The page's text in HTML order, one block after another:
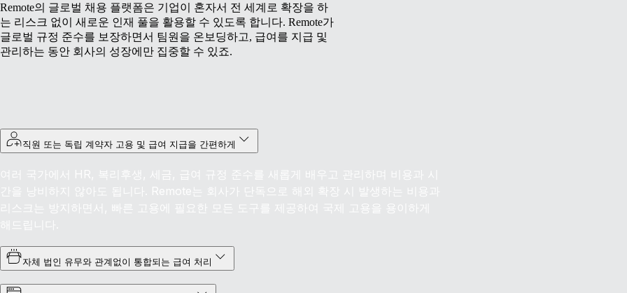
Remote의 글로벌 채용 플랫폼은 기업이 혼자서 전 세계로 확장을 하
는 리스크 없이 새로운 인재 풀을 활용할 수 있도록 합니다. Remote가
글로벌 규정 준수를 보장하면서 팀원을 온보딩하고, 급여를 지급 및
관리하는 동안 회사의 성장에만 집중할 수 있죠.
직원 또는 독립 계약자 고용 및 급여 지급을 간편하게
여러 국가에서 HR, 복리후생, 세금, 급여 규정 준수를 새롭게 배우고 관리하며 비용과 시
간을 낭비하지 않아도 됩니다. Remote는 회사가 단독으로 해외 확장 시 발생하는 비용과
리스크는 방지하면서, 빠른 고용에 필요한 모든 도구를 제공하여 국제 고용을 용이하게
해드립니다.
자체 법인 유무와 관계없이 통합되는 급여 처리